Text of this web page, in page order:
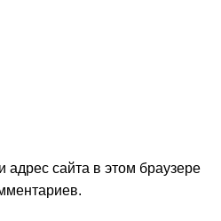
сайта в этом браузере